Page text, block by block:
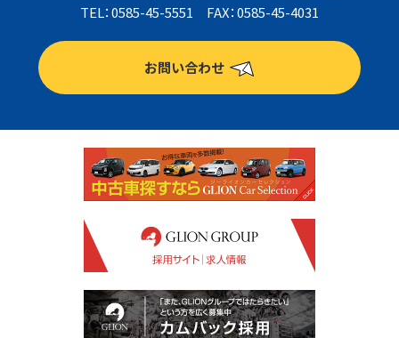
TEL：0585-45-5551 FAX：0585-45-4031
お問い合わせ